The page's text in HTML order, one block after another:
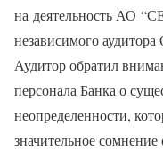
на деятельность АО
независимого
Аудитор обратил
персонала Банка о
неопределенности,
значительное